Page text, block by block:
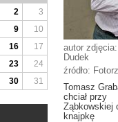
autor
Dudek
źródło:
Tomasz
chciał przy
Ząbkowskiej
knajpkę
2
3
9
10
16
17
23
24
30 31